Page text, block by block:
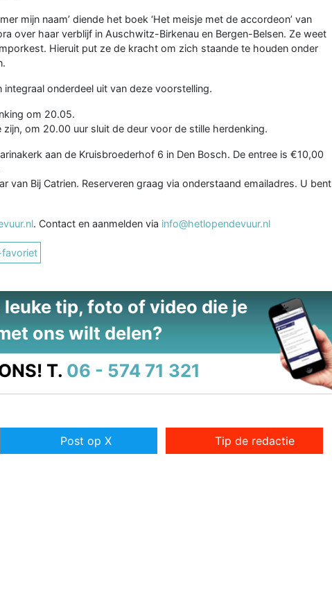
mijn naam’ diende het boek ‘Het meisje met de accordeon’ van
over haar verblijf in Auschwitz-Birkenau en Bergen-Belsen. Ze weet
Hieruit put ze de kracht om zich staande te houden onder
onderdeel uit van deze voorstelling.
om 20.05.
om 20.00 uur sluit de deur voor de stille herdenking.
aan de Kruisbroederhof 6 in Den Bosch. De entree is €10,00
van Bij Catrien. Reserveren graag via onderstaand emailadres. U bent
. Contact en aanmelden via info@hetlopendevuur.nl
favoriet
leuke tip, foto of video die je
ons wilt delen?
T. 06 - 574 71 321
Post op X Tip de redactie